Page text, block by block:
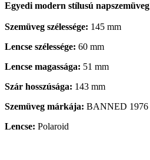
Egyedi modern stílusú napszemüveg
Szemüveg szélessége: 145 mm
Lencse szélessége: 60 mm
Lencse magassága: 51 mm
Szár hosszúsága: 143 mm
Szemüveg márkája: BANNED 1976
Lencse: Polaroid